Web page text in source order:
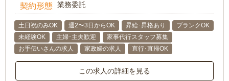
契約形態 業務委託
土日祝のみOK 週2〜3日からOK 昇給･昇格あり
ブランクOK
未経験OK
主婦･主夫歓迎
家事代行スタッフ募集
お手伝いさんの求人
家政婦の求人 直行･直帰OK
この求人の詳細を見る